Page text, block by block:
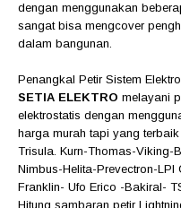
dengan menggunakan
sangat bisa mengcover
dalam bangunan.
Penangkal Petir Sistem
SETIA ELEKTRO melayani
elektrostatis dengan
harga murah tapi yang
Trisula. Kurn-Thomas-Viking-
Nimbus-Helita-Prevectron-LPI
Franklin- Ufo Erico -Bakiral-
Hitung sambaran petir